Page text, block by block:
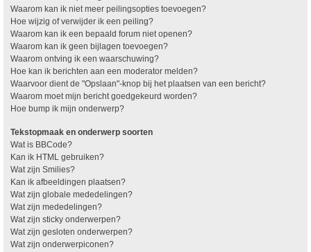
Waarom kan ik niet meer peilingsopties toevoegen?
Hoe wijzig of verwijder ik een peiling?
Waarom kan ik een bepaald forum niet openen?
Waarom kan ik geen bijlagen toevoegen?
Waarom ontving ik een waarschuwing?
Hoe kan ik berichten aan een moderator melden?
Waarvoor dient de "Opslaan"-knop bij het plaatsen van een bericht?
Waarom moet mijn bericht goedgekeurd worden?
Hoe bump ik mijn onderwerp?
Tekstopmaak en onderwerp soorten
Wat is BBCode?
Kan ik HTML gebruiken?
Wat zijn Smilies?
Kan ik afbeeldingen plaatsen?
Wat zijn globale mededelingen?
Wat zijn mededelingen?
Wat zijn sticky onderwerpen?
Wat zijn gesloten onderwerpen?
Wat zijn onderwerpiconen?